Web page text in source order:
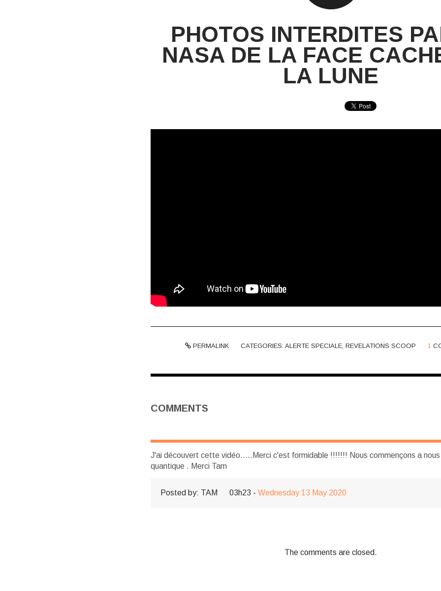
PHOTOS INTERDITES
NASA DE LA FACE
LA LUNE
PERMALINK CATEGORIES: ALERTE SPECIALE, REVELATIONS SCOOP 1
COMMENTS
J'ai découvert cette vidéo.....Merci c'est formidable !!!!!!! Nous commençons a
quantique . Merci Tam
Posted by: TAM 03h23 - Wednesday 13 May 2020
The comments are closed.